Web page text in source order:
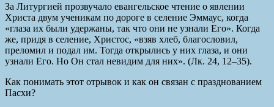
За Литургией прозвучало евангельское чтение о явлении
Христа двум ученикам по дороге в селение Эммаус, когда
«глаза их были удержаны, так что они не узнали Его». Когда
же, придя в селение, Христос, «взяв хлеб, благословил,
преломил и подал им. Тогда открылись у них глаза, и они
узнали Его. Но Он стал невидим для них». (Лк. 24, 12–35).
Как понимать этот отрывок и как он связан с празднованием
Пасхи?